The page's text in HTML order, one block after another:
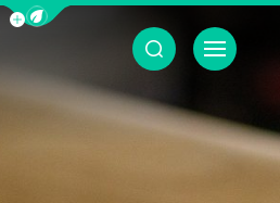
Afficher la barre de navigation du
Menu